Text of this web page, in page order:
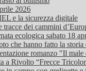
2026
e la sicurezza digitale
tracce dei cammini
ecologica sabato 18
che hanno fatto la storia
romanzo "Il
a Rivolto “Frecce